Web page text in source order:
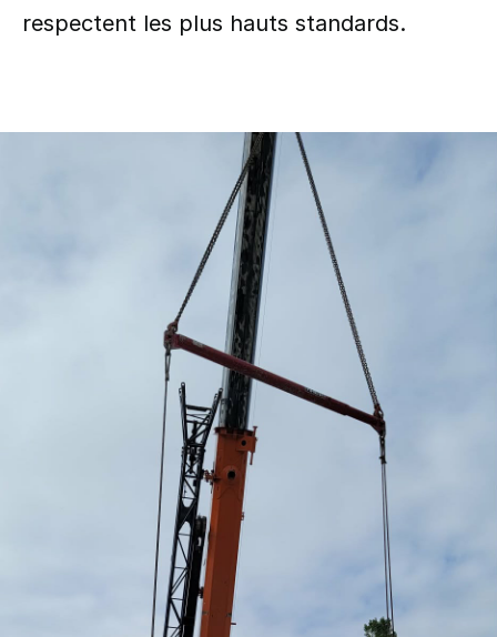
respectent les plus hauts standards.